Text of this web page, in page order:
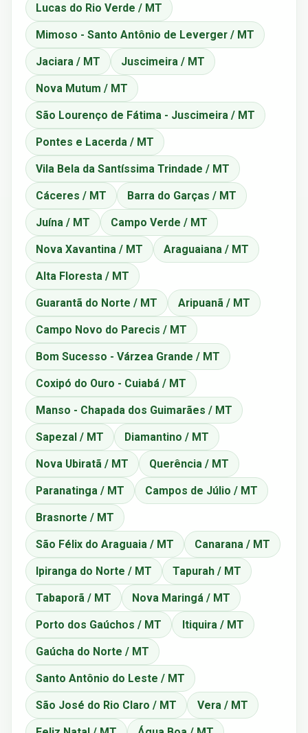
Lucas do Rio Verde / MT
Mimoso - Santo Antônio de Leverger / MT
Jaciara / MT Juscimeira / MT
Nova Mutum / MT
São Lourenço de Fátima - Juscimeira / MT
Pontes e Lacerda / MT
Vila Bela da Santíssima Trindade / MT
Cáceres / MT Barra do Garças / MT
Juína / MT Campo Verde / MT
Nova Xavantina / MT Araguaiana / MT
Alta Floresta / MT
Guarantã do Norte / MT Aripuanã / MT
Campo Novo do Parecis / MT
Bom Sucesso - Várzea Grande / MT
Coxipó do Ouro - Cuiabá / MT
Manso - Chapada dos Guimarães / MT
Sapezal / MT Diamantino / MT
Nova Ubiratã / MT Querência / MT
Paranatinga / MT Campos de Júlio / MT
Brasnorte / MT
São Félix do Araguaia / MT Canarana / MT
Ipiranga do Norte / MT Tapurah / MT
Tabaporã / MT Nova Maringá / MT
Porto dos Gaúchos / MT Itiquira / MT
Gaúcha do Norte / MT
Santo Antônio do Leste / MT
São José do Rio Claro / MT Vera / MT